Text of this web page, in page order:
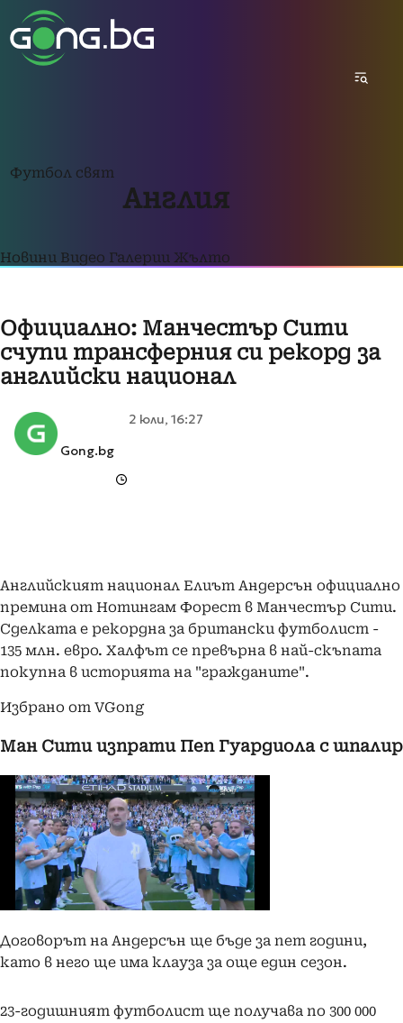
Футбол свят
Англия
Новини Видео Галерии Жълто
Официално: Манчестър Сити
счупи трансферния си рекорд за
английски национал
Gong.bg
2 юли, 16:27
Английският национал Елиът Андерсън официално
премина от Нотингам Форест в Манчестър Сити.
Сделката е рекордна за британски футболист -
135 млн. евро. Халфът се превърна в най-скъпата
покупна в историята на "гражданите".
Избрано от VGong
Ман Сити изпрати Пеп Гуардиола с шпалир
Договорът на Андерсън ще бъде за пет години,
като в него ще има клауза за още един сезон.
23-годишният футболист ще получава по 300 000